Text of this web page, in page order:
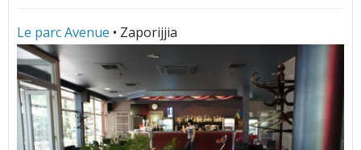
Le parc Avenue • Zaporijjia